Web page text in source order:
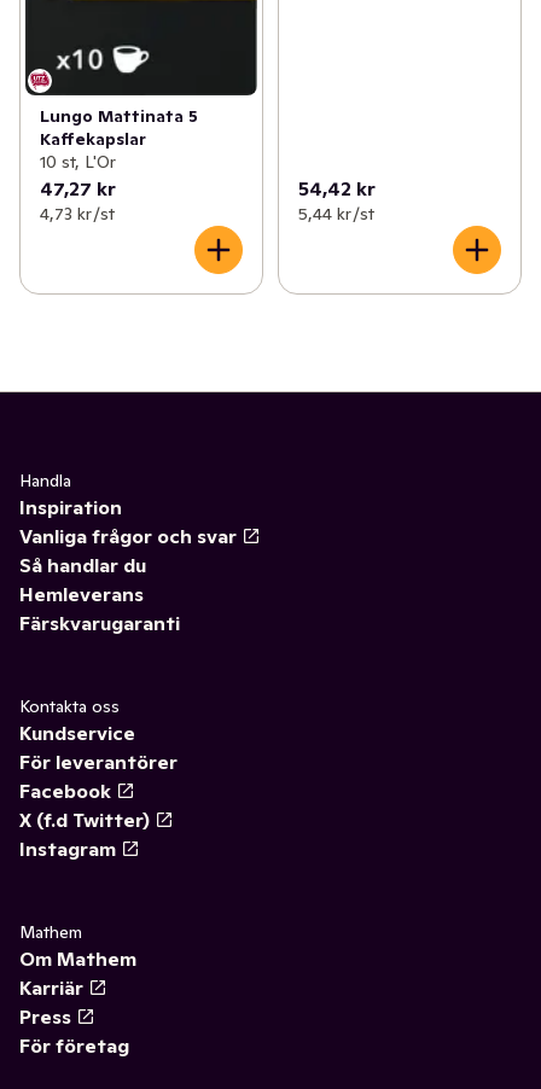
Lungo Mattinata 5
Kaffekapslar
10 st, L'Or
47,27 kr
4,73 kr /st
54,42 kr
5,44 kr /st
Handla
Inspiration
Vanliga frågor och svar
Så handlar du
Hemleverans
Färskvarugaranti
Kontakta oss
Kundservice
För leverantörer
Facebook
X (f.d Twitter)
Instagram
Mathem
Om Mathem
Karriär
Press
För företag